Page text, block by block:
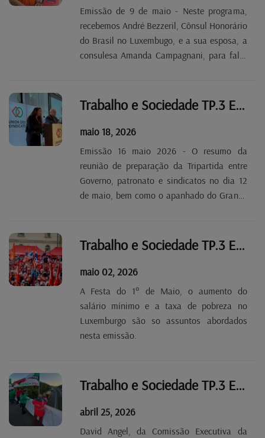
Emissão de 9 de maio - Neste programa,
recebemos André Bezzeril, Cônsul Honorário
do Brasil no Luxembugo, e a sua esposa, a
consulesa Amanda Campagnani, para falar
Departamento dos Imigrantes da OGBL
Trabalho e Sociedade TP.3 EP 31
maio 18, 2026
Emissão 16 maio 2026 - O resumo da
reunião de preparação da Tripartida entre
Governo, patronato e sindicatos no dia 12
de maio, bem como o apanhado do Grande
Trabalho e Sociedade TP.3 EP 29
maio 02, 2026
A Festa do 1° de Maio, o aumento do
salário mínimo e a taxa de pobreza no
Luxemburgo são so assuntos abordados
nesta emissão.
Trabalho e Sociedade TP.3 EP 28
abril 25, 2026
David Angel, da Comissão Executiva da